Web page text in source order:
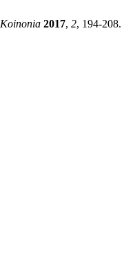
Koinonia 2017, 2, 194-208.